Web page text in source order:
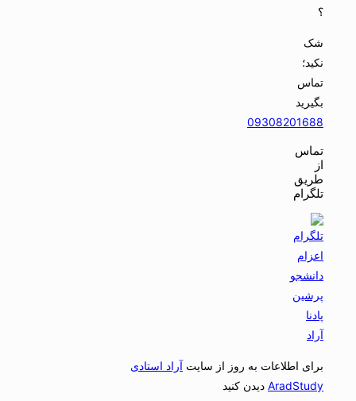
شک
نکید؛
تماس
بگیرید
09308201688
تماس
طریق
تلگرام
برای اطلاعات به روز از سایتآراد استادی
AradStudyدیدن کنید